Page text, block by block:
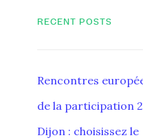
RECENT POSTS
Rencontres
de la participation
Dijon : choisissez le